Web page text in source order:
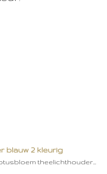
blauw 2 kleurig
theelichthouder…